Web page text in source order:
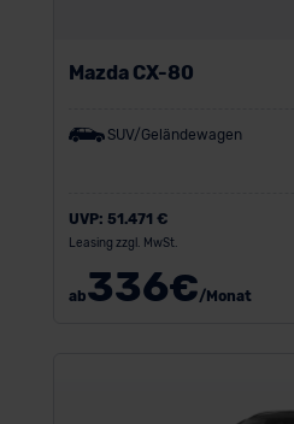
Mazda CX-80
SUV/Geländewagen
UVP: 51.471 €
Leasing zzgl. MwSt.
ab336€/Monat